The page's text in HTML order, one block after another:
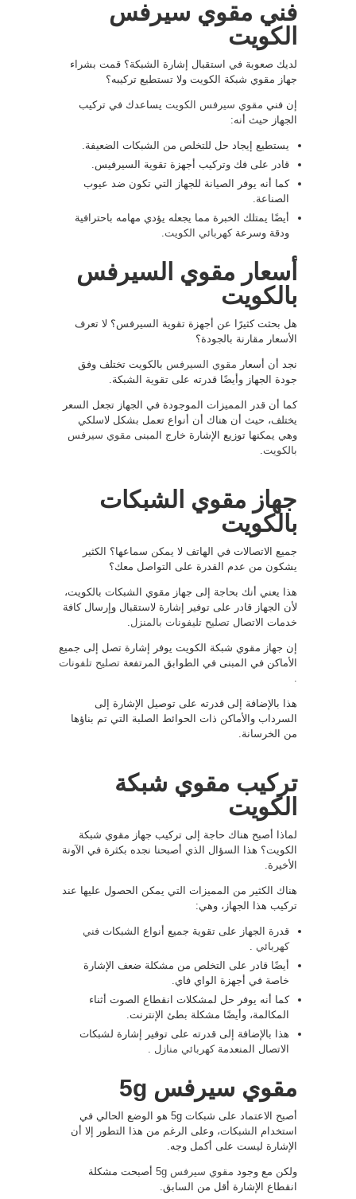
فني مقوي سيرفس
الكويت
لديك صعوبة في استقبال إشارة الشبكة؟ قمت بشراء
جهاز مقوي شبكة الكويت ولا تستطيع تركيبه؟
إن فني مقوي سيرفس الكويت يساعدك في تركيب
الجهاز حيث أنه:
يستطيع إيجاد حل للتخلص من الشبكات الضعيفة.
قادر على فك وتركيب أجهزة تقوية السيرفيس.
كما أنه يوفر الصيانة للجهاز التي تكون ضد عيوب
الصناعة.
أيضًا يمتلك الخبرة مما يجعله يؤدي مهامه باحترافية
ودقة وسرعةكهربائي الكويت
أسعار مقوي السيرفس
بالكويت
هل بحثت كثيرًا عن أجهزة تقوية السيرفس؟ لا تعرف
الأسعار مقارنة بالجودة؟
نجد أن أسعار مقوي السيرفس بالكويت تختلف وفق
جودة الجهاز وأيضًا قدرته على تقوية الشبكة.
كما أن قدر المميزات الموجودة في الجهاز تجعل السعر
يختلف، حيث أن هناك أن أنواع تعمل بشكل لاسلكي
وهي يمكنها توزيع الإشارة خارج المبنى مقوي سيرفس
بالكويت
جهاز مقوي الشبكات
بالكويت
جميع الاتصالات في الهاتف لا يمكن سماعها؟ الكثير
يشكون من عدم القدرة على التواصل معك؟
هذا يعني أنك بحاجة إلى جهاز مقوي الشبكات بالكويت،
لأن الجهاز قادر على توفير إشارة لاستقبال وإرسال كافة
خدمات الاتصال تصليح تليفونات بالمنزل
إن جهاز مقوي شبكة الكويت يوفر إشارة تصل إلى جميع
الأماكن في المبنى في الطوابق المرتفعة تصليح تلفونات
هذا بالإضافة إلى قدرته على توصيل الإشارة إلى
السرداب والأماكن ذات الحوائط الصلبة التي تم بناؤها
من الخرسانة.
تركيب مقوي شبكة
الكويت
لماذا أصبح هناك حاجة إلى تركيب جهاز مقوي شبكة
الكويت؟ هذا السؤال الذي أصبحنا نجده بكثرة في الآونة
الأخيرة.
هناك الكثير من المميزات التي يمكن الحصول عليها عند
تركيب هذا الجهاز، وهي:
قدرة الجهاز على تقوية جميع أنواع الشبكات فني
كهربائي
أيضًا قادر على التخلص من مشكلة ضعف الإشارة
خاصة في أجهزة الواي فاي.
كما أنه يوفر حل لمشكلات انقطاع الصوت أثناء
المكالمة، وأيضًا مشكلة بطئ الإنترنت.
هذا بالإضافة إلى قدرته على توفير إشارة لشبكات
الاتصال المنعدمةكهربائي منازل
مقوي سيرفس 5g
أصبح الاعتماد على شبكات 5g هو الوضع الحالي في
استخدام الشبكات، وعلى الرغم من هذا التطور إلا أن
الإشارة ليست على أكمل وجه.
ولكن مع وجود مقوي سيرفس 5g
أصبحت مشكلة
انقطاع الإشارة أقل من السابق.